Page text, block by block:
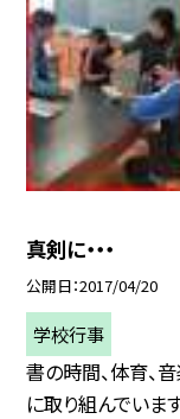
真剣に・・・
公開日 2017/04/20
学校行事
書の時間、体育、
に取り組んでいま